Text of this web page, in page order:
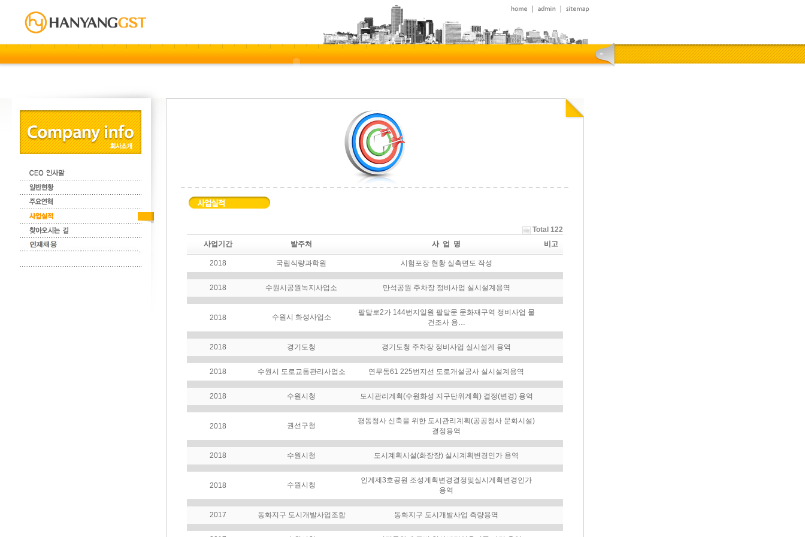
Total 122
사업기간
발주처 사 업 명 비고
2018 국립식량과학원 시험포장 현황 실측면도 작성
2018 수원시공원녹지사업소 만석공원 주차장 정비사업 실시설계용역
2018 수원시 화성사업소
팔달로2가 144번지일원 팔달문 문화재구역 정비사업 물
건조사 용…
2018 경기도청 경기도청 주차장 정비사업 실시설계 용역
2018 수원시 도로교통관리사업소 연무동61 225번지선 도로개설공사 실시설계용역
2018 수원시청 도시관리계획(수원화성 지구단위계획) 결정(변경) 용역
2018 권선구청
평동청사 신축을 위한 도시관리계획(공공청사 문화시설)
결정용역
2018 수원시청 도시계획시설(화장장) 실시계획변경인가 용역
2018 수원시청
인계제3호공원 조성계획변경결정및실시계획변경인가
용역
2017 동화지구 도시개발사업조합 동화지구 도시개발사업 측량용역